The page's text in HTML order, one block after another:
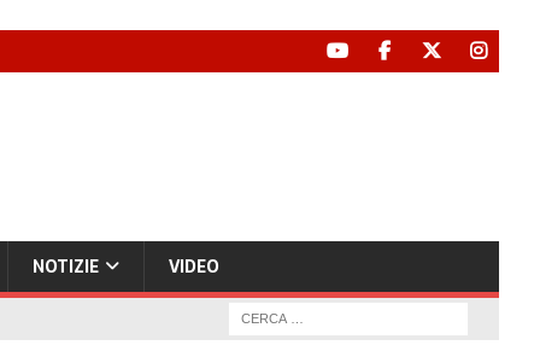
NOTIZIE VIDEO